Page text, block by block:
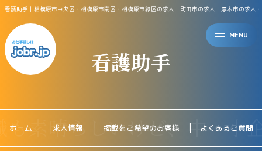
MENU
看護助手｜相模原市中央区・相模原市南区・相模原市緑区の求人・町田市の求人・厚木市の求人
看護助手
ホーム 求人情報 掲載をご希望のお客様 よくあるご質問